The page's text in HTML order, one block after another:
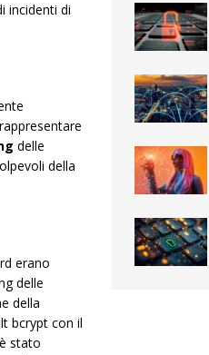
incidenti di
delle
della
erano
delle
della
bcrypt con il
stato